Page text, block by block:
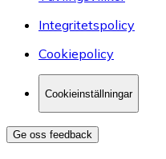
Integritetspolicy
Cookiepolicy
Cookieinställningar
Ge oss feedback